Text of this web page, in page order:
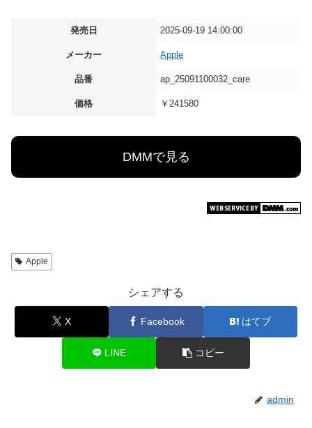
発売日 2025-09-19 14:00:00
メーカー Apple
品番 ap_25091100032_care
価格 ￥241580
DMMで見る
Apple
シェアする
X Facebook はてブ
LINE コピー
admin